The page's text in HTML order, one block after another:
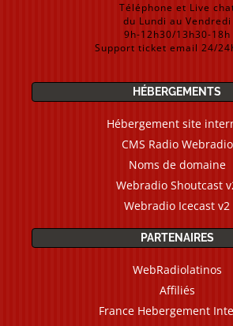
Téléphone et Live
du Lundi au Vendredi
9h-12h30/13h30-18h
Support ticket email 24/
HÉBERGEMENTS
Hébergement site
CMS Radio Webradio
Noms de domaine
Webradio Shoutcast
Webradio Icecast v2
PARTENAIRES
WebRadiolatinos
Affiliés
France Hebergement